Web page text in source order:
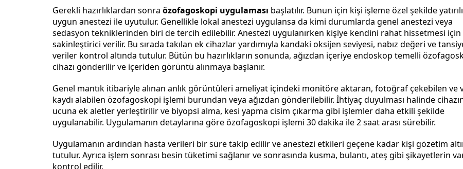
Gerekli hazırlıklardan sonra özofagoskopi uygulaması başlatılır. Bunun için kişi işleme özel şekilde
uygun anestezi ile uyutulur. Genellikle lokal anestezi uygulansa da kimi durumlarda genel anestezi veya
sedasyon tekniklerinden biri de tercih edilebilir. Anestezi uygulanırken kişiye kendini rahat hissetmesi için
sakinleştirici verilir. Bu sırada takılan ek cihazlar yardımıyla kandaki oksijen seviyesi, nabız değeri ve
veriler kontrol altında tutulur. Bütün bu hazırlıkların sonunda, ağızdan içeriye endoskop temelli
cihazı gönderilir ve içeriden görüntü alınmaya başlanır.
Genel mantık itibariyle alınan anlık görüntüleri ameliyat içindeki monitöre aktaran, fotoğraf çekebilen ve
kaydı alabilen özofagoskopi işlemi burundan veya ağızdan gönderilebilir. İhtiyaç duyulması halinde
ucuna ek aletler yerleştirilir ve biyopsi alma, kesi yapma cisim çıkarma gibi işlemler daha etkili şekilde
uygulanabilir. Uygulamanın detaylarına göre özofagoskopi işlemi 30 dakika ile 2 saat arası sürebilir.
Uygulamanın ardından hasta verileri bir süre takip edilir ve anestezi etkileri geçene kadar kişi gözetim
tutulur. Ayrıca işlem sonrası besin tüketimi sağlanır ve sonrasında kusma, bulantı, ateş gibi şikayetlerin
kontrol edilir.